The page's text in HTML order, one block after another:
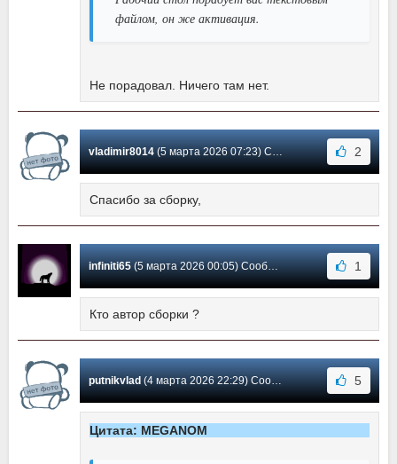
файлом, он же активация.
Не порадовал. Ничего там нет.
vladimir8014(5 марта 2026 07:23) Сообщение #14 2
Спасибо за сборку,
infiniti65(5 марта 2026 00:05) Сообщение #13 1
Кто автор сборки ?
putnikvlad(4 марта 2026 22:29) Сообщение #12 5
Цитата: MEGANOM